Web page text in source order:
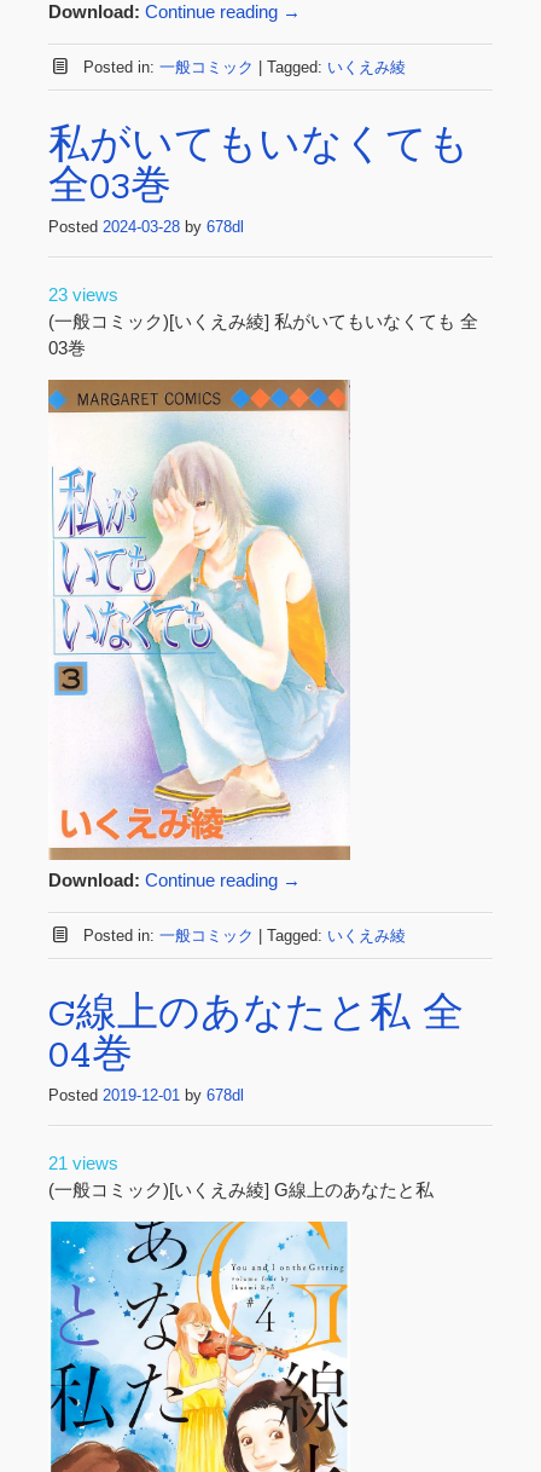
Download: Continue reading →
Posted in: 一般コミック Tagged: いくえみ綾
私がいてもいなくても
全03巻
Posted 2024-03-28 by 678dl
23 views
(一般コミック)[いくえみ綾] 私がいてもいなくても 全
03巻
Download: Continue reading →
Posted in: 一般コミック Tagged: いくえみ綾
G線上のあなたと私 全
04巻
Posted 2019-12-01 by 678dl
21 views
(一般コミック)[いくえみ綾] G線上のあなたと私